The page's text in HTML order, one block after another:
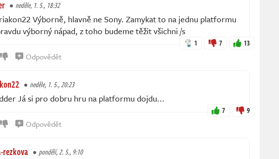
neděle, 1. 5., 18:32
Výborně, hlavně ne Sony. Zamykat to na jednu platformu
výborný nápad, z toho budeme těžit všichni /s
1 7 13
Odpovědět
neděle, 1. 5., 20:23
Já si pro dobru hru na platformu dojdu...
7 9
Odpovědět
rezkova pondělí, 2. 5., 9:10